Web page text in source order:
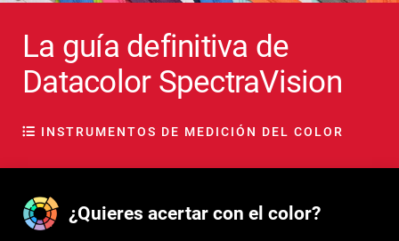
La guía definitiva de
Datacolor SpectraVision
INSTRUMENTOS DE MEDICIÓN DEL COLOR
¿Quieres acertar con el color?